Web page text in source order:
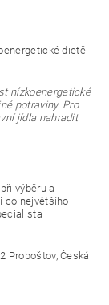
dietě
nízkoenergetické
potraviny. Pro
jídla nahradit
výběru a
co největšího
Proboštov, Česká